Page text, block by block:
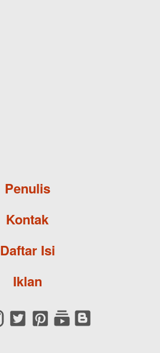
Penulis
Kontak
Daftar Isi
Iklan